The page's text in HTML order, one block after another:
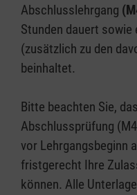
Abschlusslehrgang
Stunden dauert
(zusätzlich zu den
beinhaltet.
Bitte beachten Sie,
Abschlussprüfung
vor Lehrgangsbeginn
fristgerecht Ihre
können. Alle